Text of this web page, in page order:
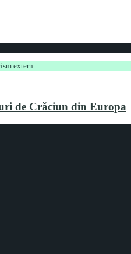
extern
de Crăciun din Europa